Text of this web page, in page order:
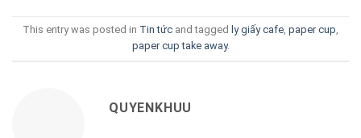
This entry was posted in Tin tức and tagged ly giấy cafe, paper cup,
paper cup take away.
QUYENKHUU